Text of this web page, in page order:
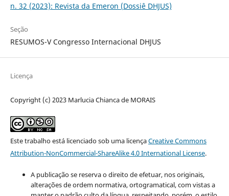
n. 32 (2023): Revista da Emeron (Dossiê DHJUS)
Seção
RESUMOS-V Congresso Internacional DHJUS
Licença
Copyright (c) 2023 Marlucia Chianca de MORAIS
Este trabalho está licenciado sob uma licençaCreative Commons
Attribution-NonCommercial-ShareAlike 4.0 International License.
A publicação se reserva o direito de efetuar, nos originais,
alterações de ordem normativa, ortogramatical, com vistas a